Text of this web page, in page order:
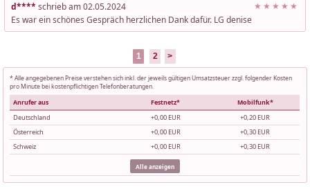
d**** schrieb am 02.05.2024
Es war ein schönes Gespräch herzlichen Dank dafür. LG denise
1 2 >
* Alle angegebenen Preise verstehen sich inkl. der jeweils gültigen Umsatzsteuer zzgl. folgender Kosten
pro Minute bei kostenpflichtigen Telefonberatungen.
Anrufer aus Festnetz*
Mobilfunk*
Deutschland
+0,00 EUR
+0,20 EUR
Österreich
+0,00 EUR
+0,30 EUR
Schweiz
+0,00 EUR +0,30 EUR
Alle anzeigen